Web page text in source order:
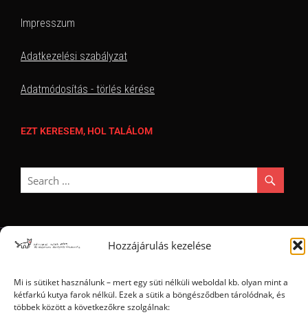
Hozzájárulás kezelése
Mi is sütiket használunk – mert egy süti nélküli weboldal kb. olyan mint a
kétfarkú kutya farok nélkül. Ezek a sütik a böngésződben tárolódnak, és
többek között a következőkre szolgálnak:
Impresszum
Adatkezelési szabályzat
Adatmódosítás - törlés kérése
EZT KERESEM, HOL TALÁLOM
Ⓒ 2006 - 2026 - Magyar Kétfarkú Kutya Párt - Minden jog fenntartva